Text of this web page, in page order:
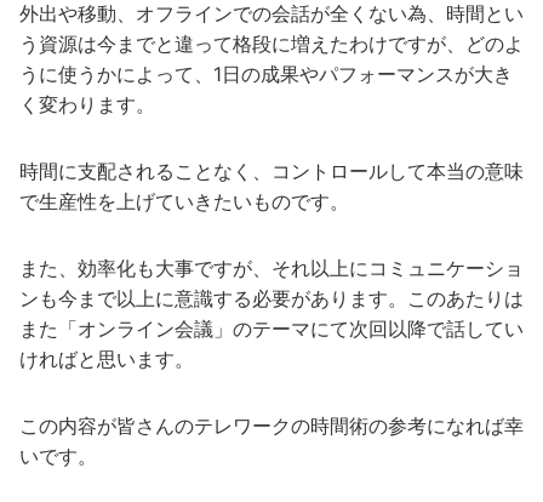
外出や移動、オフラインでの会話が全くない為、時間とい
う資源は今までと違って格段に増えたわけですが、どのよ
うに使うかによって、1日の成果やパフォーマンスが大き
く変わります。
時間に支配されることなく、コントロールして本当の意味
で生産性を上げていきたいものです。
また、効率化も大事ですが、それ以上にコミュニケーショ
ンも今まで以上に意識する必要があります。このあたりは
また「オンライン会議」のテーマにて次回以降で話してい
ければと思います。
この内容が皆さんのテレワークの時間術の参考になれば幸
いです。